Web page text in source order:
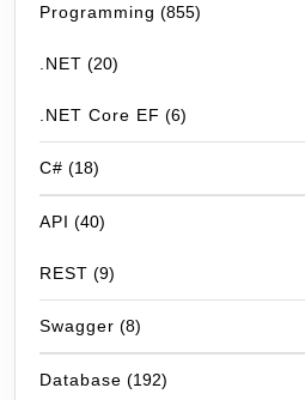
Programming (855)
.NET (20)
.NET Core EF (6)
C# (18)
API (40)
REST (9)
Swagger (8)
Database (192)